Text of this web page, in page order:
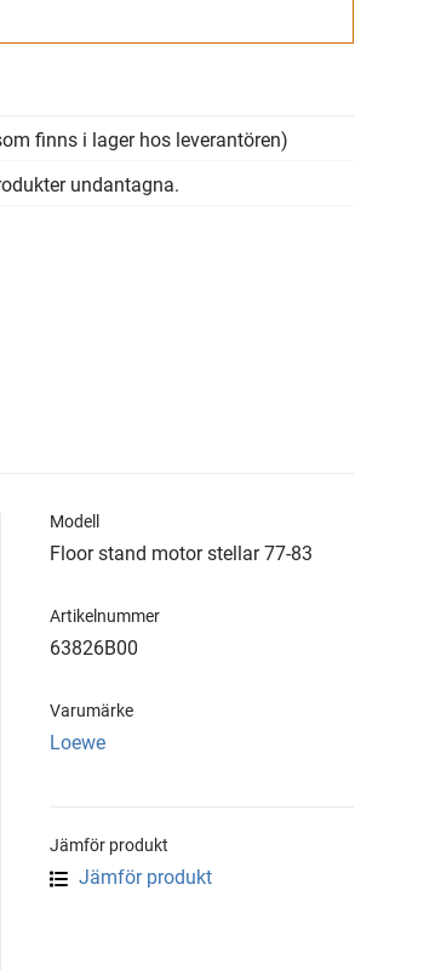
finns i lager hos leverantören)
undantagna.
Modell
Floor stand motor stellar 77-83
Artikelnummer
63826B00
Varumärke
Loewe
Jämför produkt
Jämför produkt